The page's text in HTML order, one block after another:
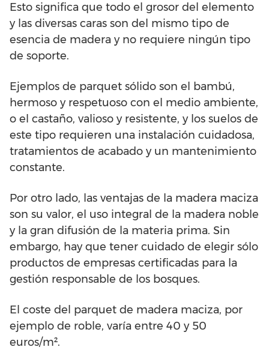
Esto significa que todo el grosor del elemento
y las diversas caras son del mismo tipo de
esencia de madera y no requiere ningún tipo
de soporte.
Ejemplos de parquet sólido son el bambú,
hermoso y respetuoso con el medio ambiente,
o el castaño, valioso y resistente, y los suelos de
este tipo requieren una instalación cuidadosa,
tratamientos de acabado y un mantenimiento
constante.
Por otro lado, las ventajas de la madera maciza
son su valor, el uso integral de la madera noble
y la gran difusión de la materia prima. Sin
embargo, hay que tener cuidado de elegir sólo
productos de empresas certificadas para la
gestión responsable de los bosques.
El coste del parquet de madera maciza, por
ejemplo de roble, varía entre 40 y 50
euros/m².